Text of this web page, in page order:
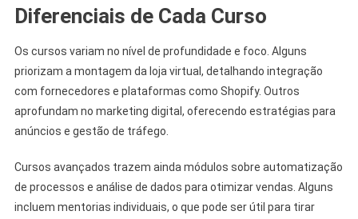
Diferenciais de Cada Curso
Os cursos variam no nível de profundidade e foco. Alguns
priorizam a montagem da loja virtual, detalhando integração
com fornecedores e plataformas como Shopify. Outros
aprofundam no marketing digital, oferecendo estratégias para
anúncios e gestão de tráfego.
Cursos avançados trazem ainda módulos sobre automatização
de processos e análise de dados para otimizar vendas. Alguns
incluem mentorias individuais, o que pode ser útil para tirar